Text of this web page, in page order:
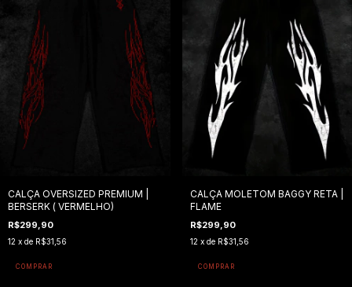
CALÇA OVERSIZED PREMIUM |
BERSERK ( VERMELHO)
R$299,90
12 x de R$31,56
COMPRAR
CALÇA MOLETOM BAGGY RETA |
FLAME
R$299,90
12 x de R$31,56
COMPRAR